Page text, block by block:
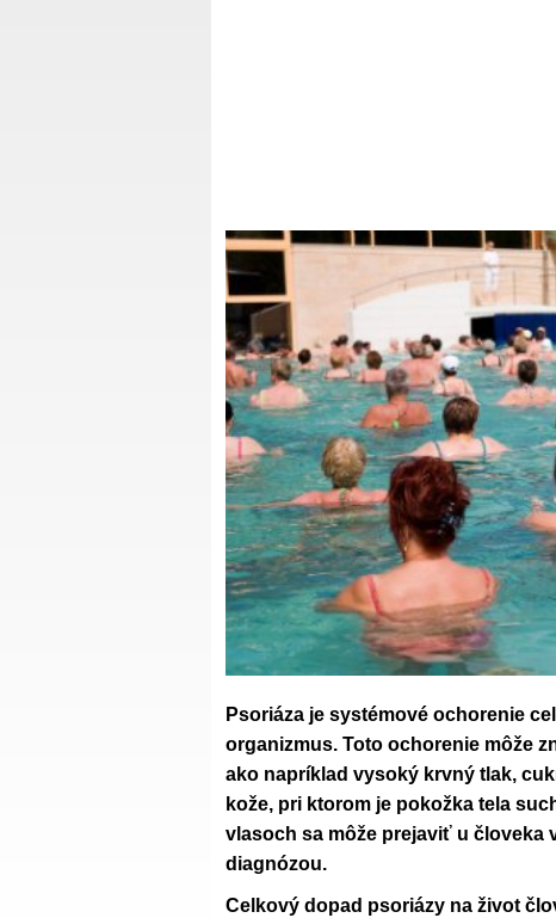
Psoriáza je systémové ochorenie
organizmus. Toto ochorenie môže
ako napríklad vysoký krvný tlak,
kože, pri ktorom je pokožka tela
vlasoch sa môže prejaviť u človeka
diagnózou.
Celkový dopad psoriázy na život